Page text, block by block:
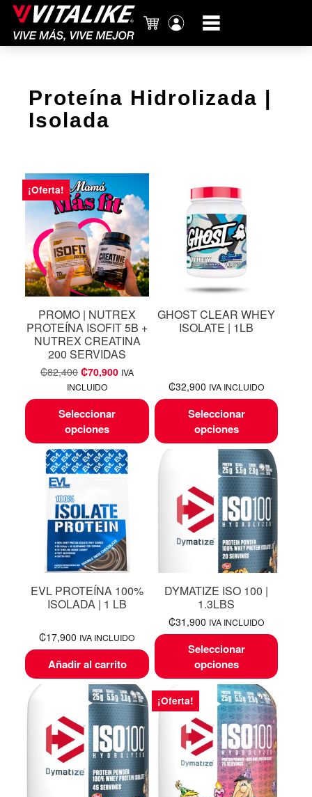
Carrito
cuenta
Proteína Hidrolizada |
Isolada
¡Oferta!
PROMO | NUTREX
PROTEÍNA ISOFIT 5B +
NUTREX CREATINA
200 SERVIDAS
₡82,400 ₡70,900 IVA
INCLUIDO
Seleccionar
opciones
GHOST CLEAR WHEY
ISOLATE | 1LB
₡32,900 IVA INCLUIDO
Seleccionar
opciones
EVL PROTEÍNA 100%
ISOLADA | 1 LB
₡17,900 IVA INCLUIDO
Añadir al carrito
DYMATIZE ISO 100 |
1.3LBS
₡31,900 IVA INCLUIDO
Seleccionar
opciones
¡Oferta!